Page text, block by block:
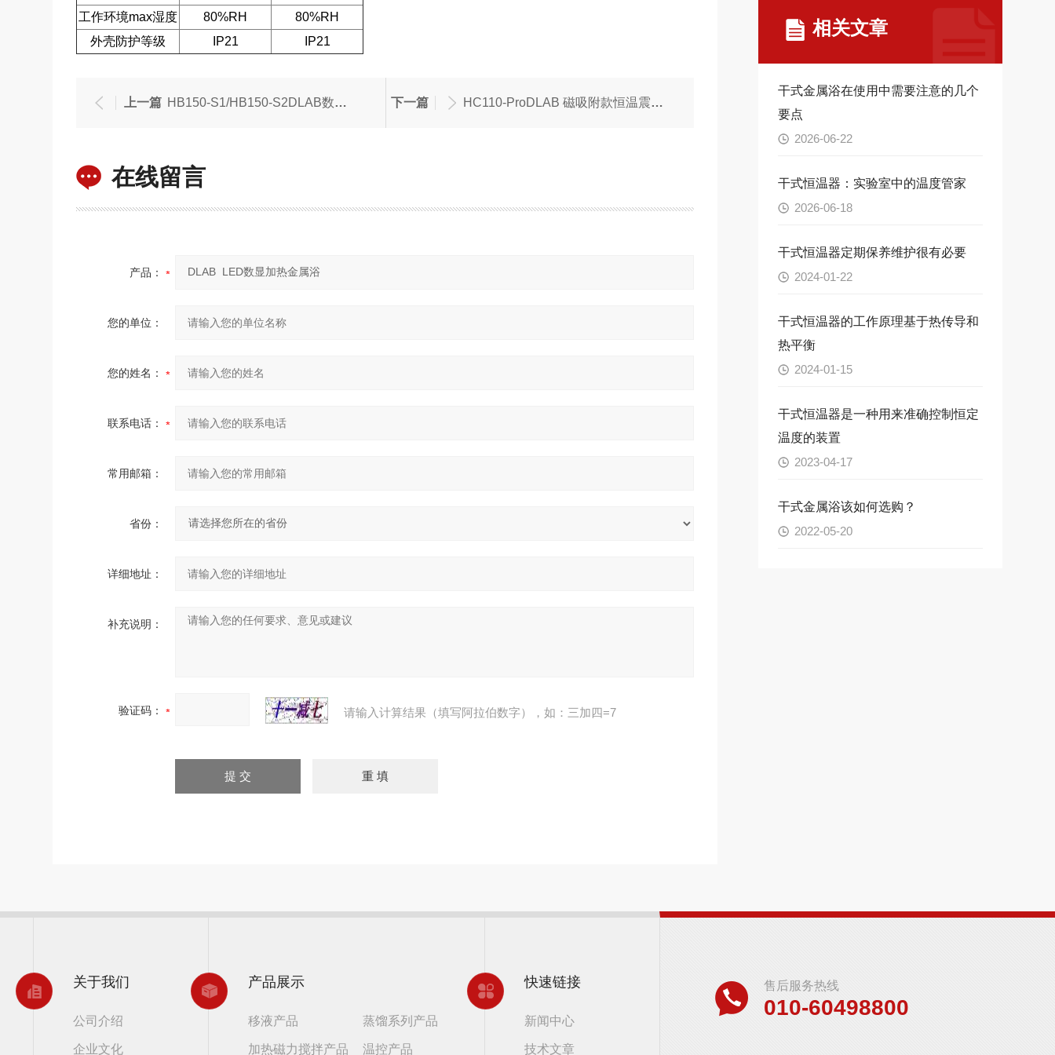
工作环境max湿度
80%RH
80%RH
外壳防护等级
IP21 IP21
上一篇 HB150-S1/HB150-S2DLAB数显单/双道加热金属浴 下一篇 HC110-ProDLAB 磁吸附款恒温震荡金属浴
在线留言
产品：
您的单位：
您的姓名：
联系电话：
常用邮箱：
省份：
详细地址：
补充说明：
验证码： 请输入计算结果（填写阿拉伯数字），如：三加四=7
相关文章
干式金属浴在使用中需要注意的几个
要点
2026-06-22
干式恒温器：实验室中的温度管家
2026-06-18
干式恒温器定期保养维护很有必要
2024-01-22
干式恒温器的工作原理基于热传导和
热平衡
2024-01-15
干式恒温器是一种用来准确控制恒定
温度的装置
2023-04-17
干式金属浴该如何选购？
2022-05-20
关于我们
公司介绍
企业文化
产品展示
移液产品 蒸馏系列产品
加热磁力搅拌产品 温控产品
快速链接
新闻中心
技术文章
售后服务热线
010-60498800